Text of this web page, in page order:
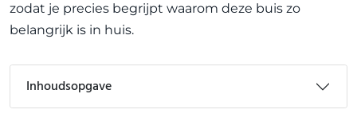
zodat je precies begrijpt waarom deze buis zo
belangrijk is in huis.
Inhoudsopgave